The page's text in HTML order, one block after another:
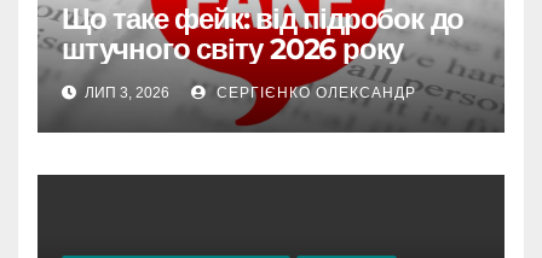
Що таке фейк: від підробок до
штучного світу 2026 року
ЛИП 3, 2026 СЕРГІЄНКО ОЛЕКСАНДР